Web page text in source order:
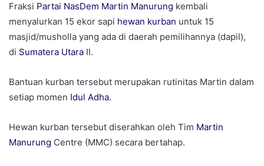
Fraksi Partai NasDem Martin Manurung kembali
menyalurkan 15 ekor sapi hewan kurban untuk 15
masjid/musholla yang ada di daerah pemilihannya (dapil),
di Sumatera Utara II.
Bantuan kurban tersebut merupakan rutinitas Martin dalam
setiap momen Idul Adha.
Hewan kurban tersebut diserahkan oleh Tim Martin
Manurung Centre (MMC) secara bertahap.